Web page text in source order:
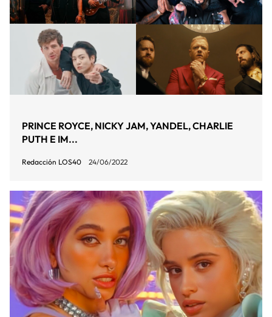
PRINCE ROYCE, NICKY JAM, YANDEL, CHARLIE
PUTH E IM...
Redacción LOS40 24/06/2022